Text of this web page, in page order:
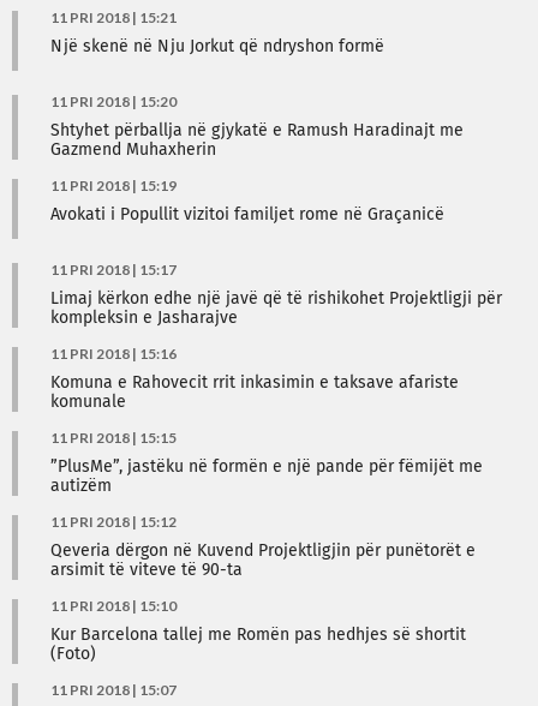
11 PRI 2018 | 15:21
Një skenë në Nju Jorkut që ndryshon formë
11 PRI 2018 | 15:20
Shtyhet përballja në gjykatë e Ramush Haradinajt me
Gazmend Muhaxherin
11 PRI 2018 | 15:19
Avokati i Popullit vizitoi familjet rome në Graçanicë
11 PRI 2018 | 15:17
Limaj kërkon edhe një javë që të rishikohet Projektligji për
kompleksin e Jasharajve
11 PRI 2018 | 15:16
Komuna e Rahovecit rrit inkasimin e taksave afariste
komunale
11 PRI 2018 | 15:15
”PlusMe”, jastëku në formën e një pande për fëmijët me
autizëm
11 PRI 2018 | 15:12
Qeveria dërgon në Kuvend Projektligjin për punëtorët e
arsimit të viteve të 90-ta
11 PRI 2018 | 15:10
Kur Barcelona tallej me Romën pas hedhjes së shortit
(Foto)
11 PRI 2018 | 15:07